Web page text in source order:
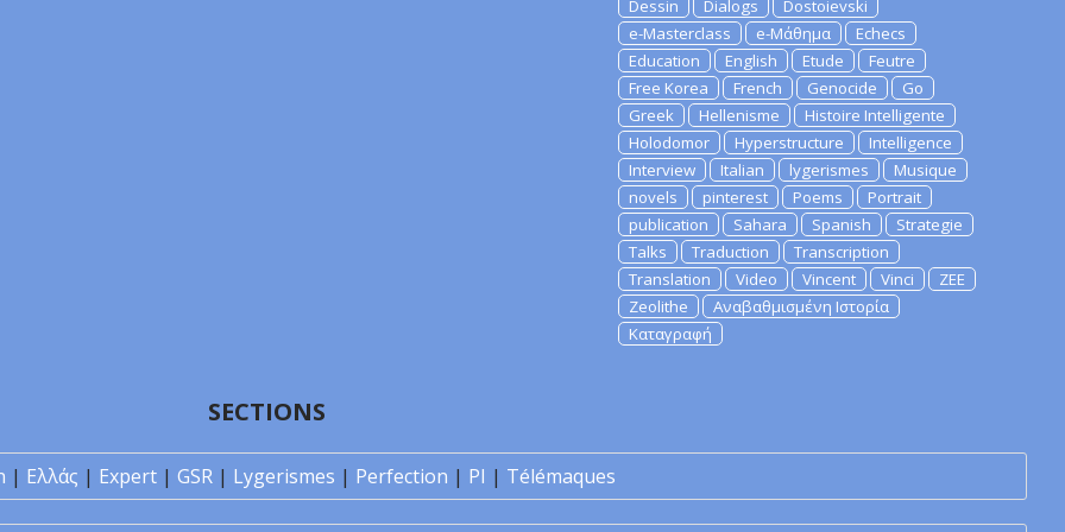
Dessin
Dialogs
Dostoievski
e-Masterclass
e-Μάθημα
Echecs
Education
English Etude
Feutre
Free Korea
French Genocide
Go
Greek
Hellenisme
Histoire Intelligente
Holodomor
Hyperstructure
Intelligence
Interview
Italian lygerismes
Musique
novels
pinterest Poems
Portrait
publication
Sahara Spanish
Strategie
Talks
Traduction
Transcription
Translation
Video Vincent Vinci
ZEE
Zeolithe
Αναβαθμισμένη Ιστορία
Καταγραφή
SECTIONS
| Ελλάς | Expert | GSR | Lygerismes | Perfection | PI | Télémaques